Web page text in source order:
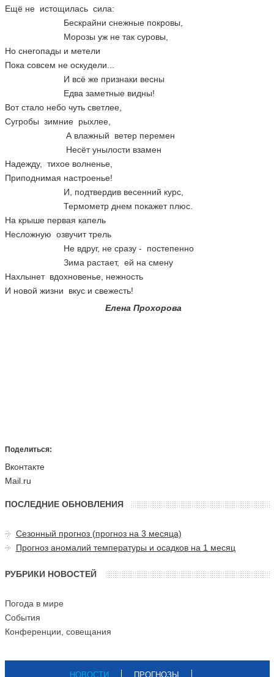
Ещё не истощилась сила:
Бескрайни снежные покровы,
Морозы уж не так суровы,
Но снегопады и метели
Пока совсем не оскудели...
И всё же признаки весны
Едва заметные видны!
Вот стало небо чуть светлее,
Сугробы зимние рыхлее,
А влажный ветер перемен
Несёт унылости взамен
Надежду, тихое волненье,
Приподнимая настроенье!
И, подтвердив весенний курс,
Термометр днем покажет плюс.
На крыше первая капель
Несложную озвучит трель
Не вдруг, не сразу - постепенно
Зима растает, ей на смену
Нахлынет вдохновенье, нежность
И новой жизни вкус и свежесть!
Елена Прохорова
Поделиться:
Вконтакте
Mail.ru
ПОСЛЕДНИЕ ОБНОВЛЕНИЯ
Сезонный прогноз (прогноз на 3 месяца)
Прогноз аномалий температуры и осадков на 1 месяц
РУБРИКИ НОВОСТЕЙ
Погода в мире
События
Конференции, совещания
НОВОСТИ ПРОГНОЗЫ